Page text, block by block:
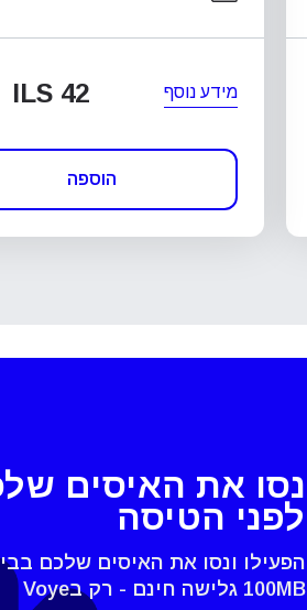
מידע נוסף ILS 42
הוספה
סגירת החלונית
נסו את האיסים
לפני הטיסה
הפעילו ונסו את האיסים שלכם
100MB גלישה חינם - רק בVoye